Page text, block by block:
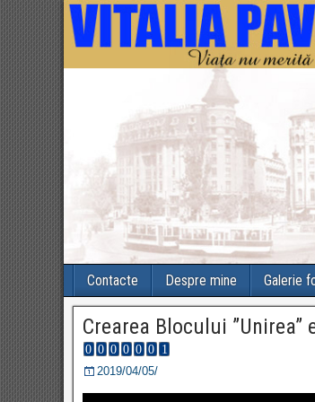
Contacte Despre mine Galerie
Crearea Blocului
2019/04/05/